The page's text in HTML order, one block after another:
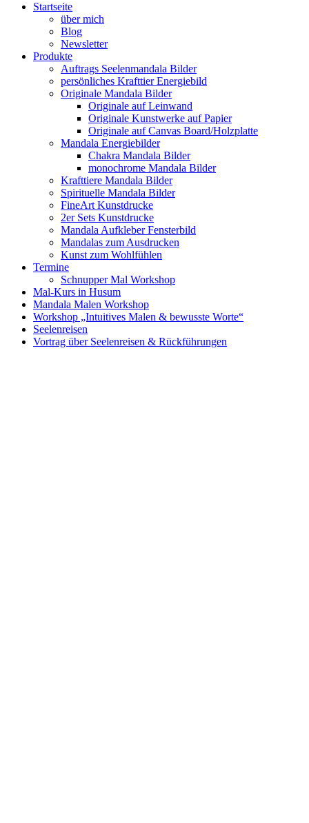
Startseite
über mich
Blog
Newsletter
Produkte
Auftrags Seelenmandala Bilder
persönliches Krafttier Energiebild
Originale Mandala Bilder
Originale auf Leinwand
Originale Kunstwerke auf Papier
Originale auf Canvas Board/Holzplatte
Mandala Energiebilder
Chakra Mandala Bilder
monochrome Mandala Bilder
Krafttiere Mandala Bilder
Spirituelle Mandala Bilder
FineArt Kunstdrucke
2er Sets Kunstdrucke
Mandala Aufkleber Fensterbild
Mandalas zum Ausdrucken
Kunst zum Wohlfühlen
Termine
Schnupper Mal Workshop
Mal-Kurs in Husum
Mandala Malen Workshop
Workshop „Intuitives Malen & bewusste Worte“
Seelenreisen
Vortrag über Seelenreisen & Rückführungen